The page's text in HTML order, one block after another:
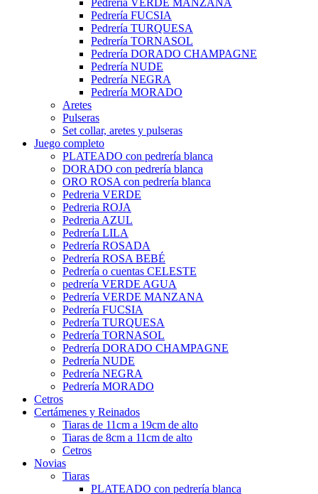
Pedrería VERDE MANZANA
Pedrería FUCSIA
Pedrería TURQUESA
Pedrería TORNASOL
Pedrería DORADO CHAMPAGNE
Pedrería NUDE
Pedrería NEGRA
Pedrería MORADO
Aretes
Pulseras
Set collar, aretes y pulseras
Juego completo
PLATEADO con pedrería blanca
DORADO con pedrería blanca
ORO ROSA con pedrería blanca
Pedreria VERDE
Pedreria ROJA
Pedreria AZUL
Pedrería LILA
Pedrería ROSADA
Pedrería ROSA BEBÉ
Pedrería o cuentas CELESTE
pedrería VERDE AGUA
Pedrería VERDE MANZANA
Pedrería FUCSIA
Pedrería TURQUESA
Pedrería TORNASOL
Pedrería DORADO CHAMPAGNE
Pedrería NUDE
Pedrería NEGRA
Pedrería MORADO
Cetros
Certámenes y Reinados
Tiaras de 11cm a 19cm de alto
Tiaras de 8cm a 11cm de alto
Cetros
Novias
Tiaras
PLATEADO con pedrería blanca